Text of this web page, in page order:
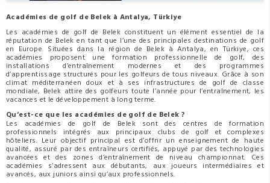
Académies de golf de Belek à Antalya, Türkiye
Les académies de golf de Belek constituent un élément essentiel de la
réputation de Belek en tant que l’une des principales destinations de golf
en Europe. Situées dans la région de Belek à Antalya, en Türkiye, ces
académies proposent une formation professionnelle de golf, des
installations d’entraînement modernes et des programmes
d’apprentissage structurés pour les golfeurs de tous niveaux. Grâce à son
climat méditerranéen doux et à ses infrastructures de golf de classe
mondiale, Belek attire des golfeurs toute l’année pour l’entraînement, les
vacances et le développement à long terme.
Qu’est-ce que les académies de golf de Belek ?
Les académies de golf de Belek sont des centres de formation
professionnels intégrés aux principaux clubs de golf et complexes
hôteliers. Leur objectif principal est d’offrir un enseignement de haute
qualité, assuré par des entraîneurs certifiés, appuyé par des technologies
avancées et des zones d’entraînement de niveau championnat. Ces
académies s’adressent aux débutants, aux joueurs intermédiaires et
avancés, aux juniors ainsi qu’aux professionnels.